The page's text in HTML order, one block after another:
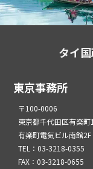
タイ
東京事務所
〒100-0006
東京都千代田区有楽町
有楽町電気ビル南館2F
TEL：03-3218-0355
FAX：03-3218-0655